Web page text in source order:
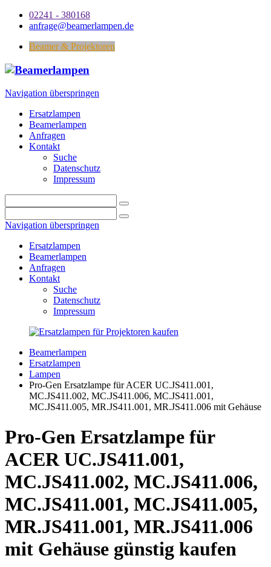
02241 - 380168
anfrage@beamerlampen.de
Beamer & Projektoren
Navigation überspringen
Ersatzlampen
Beamerlampen
Anfragen
Kontakt
Suche
Datenschutz
Impressum
Navigation überspringen
Ersatzlampen
Beamerlampen
Anfragen
Kontakt
Suche
Datenschutz
Impressum
Beamerlampen
Ersatzlampen
Lampen
Pro-Gen Ersatzlampe für ACER UC.JS411.001,
MC.JS411.002, MC.JS411.006, MC.JS411.001,
MC.JS411.005, MR.JS411.001, MR.JS411.006 mit Gehäuse
Pro-Gen Ersatzlampe für
ACER UC.JS411.001,
MC.JS411.002, MC.JS411.006,
MC.JS411.001, MC.JS411.005,
MR.JS411.001, MR.JS411.006
mit Gehäuse günstig kaufen